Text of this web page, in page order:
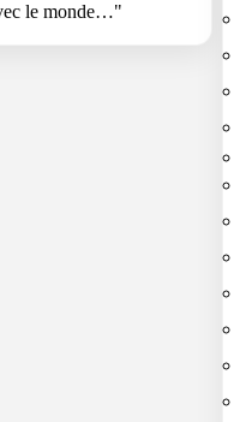
le monde…"